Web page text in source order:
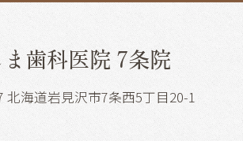
歯科医院 7条院
北海道岩見沢市7条西5丁目20-1